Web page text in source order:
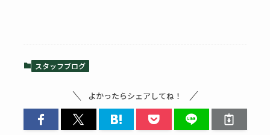
スタッフブログ
よかったらシェアしてね！